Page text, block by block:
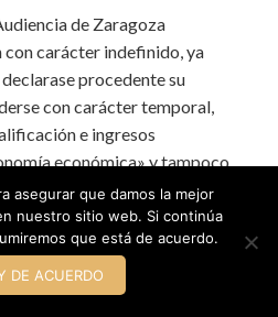
de Zaragoza
con carácter indefinido, ya
declarase procedente su
con carácter temporal,
e ingresos
económica» y tampoco
laboral».
y Divorcio – El
asegurar que damos la mejor
nuestro sitio web. Si continúa
que está de acuerdo.
DE ACUERDO